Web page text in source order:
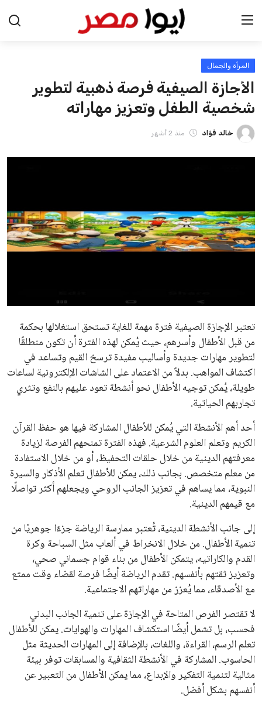
الرئيسية
اخبار مصر
عرب وعالم
منوعات
فن وثقافة
المرأة والجمال
حوادث
محافظات
المرأة والجمال
الأجازة الصيفية فرصة ذهبية لتطوير
شخصية الطفل وتعزيز مهاراته
خالد فؤاد منذ 2 أشهر
تعتبر الإجازة الصيفية فترة مهمة للغاية تستحق استغلالها بحكمة
من قبل الأطفال وأسرهم، حيث يُمكن لهذه الفترة أن تكون منطلقًا
لتطوير مهارات جديدة وأساليب مفيدة ترسخ القيم وتساعد في
اكتشاف المواهب. بدلاً من الاعتماد على الشاشات الإلكترونية لساعات
طويلة، يُمكن توجيه الأطفال نحو أنشطة تعود عليهم بالنفع وتثري
تجاربهم الحياتية.
أحد أهم الأنشطة التي يُمكن للأطفال المشاركة فيها هو حفظ القرآن
الكريم وتعلم العلوم الشرعية. فهذه الفترة تمنحهم الفرصة لزيادة
معرفتهم الدينية من خلال حلقات التحفيظ، أو من خلال الاستفادة
من معلم متخصص. بجانب ذلك، يمكن للأطفال تعلم الأذكار والسيرة
النبوية، مما يساهم في تعزيز الجانب الروحي ويجعلهم أكثر تواصلًا
مع قيمهم الدينية.
إلى جانب الأنشطة الدينية، تُعتبر ممارسة الرياضة جزءًا جوهريًا من
تنمية الأطفال. من خلال الانخراط في ألعاب مثل السباحة وكرة
القدم والكاراتيه، يتمكن الأطفال من بناء قوام جسماني صحي،
وتعزيز ثقتهم بأنفسهم. تقدم الرياضة أيضًا فرصة لقضاء وقت ممتع
مع الأصدقاء، مما يُعزز من مهاراتهم الاجتماعية.
لا تقتصر الفرص المتاحة في الإجازة على تنمية الجانب البدني
فحسب، بل تشمل أيضًا استكشاف المهارات والهوايات. يمكن للأطفال
تعلم الرسم، القراءة، واللغات، بالإضافة إلى المهارات الحديثة مثل
الحاسوب. المشاركة في الأنشطة الثقافية والمسابقات توفر بيئة
مثالية لتنمية التفكير والإبداع، مما يمكن الأطفال من التعبير عن
أنفسهم بشكل أفضل.